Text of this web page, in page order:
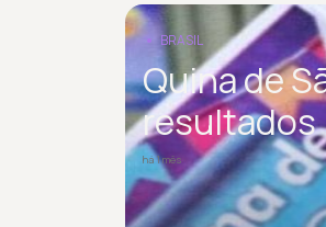
BRASIL
Quina de
resultados
há 1 mês